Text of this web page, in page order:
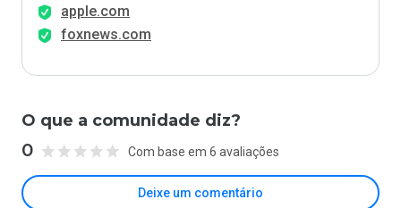
apple.com
foxnews.com
O que a comunidade diz?
0 Com base em 6 avaliações
Deixe um comentário